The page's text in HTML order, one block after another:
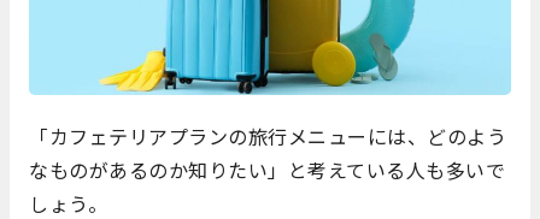
「カフェテリアプランの旅行メニューには、どのよう
なものがあるのか知りたい」と考えている人も多いで
しょう。